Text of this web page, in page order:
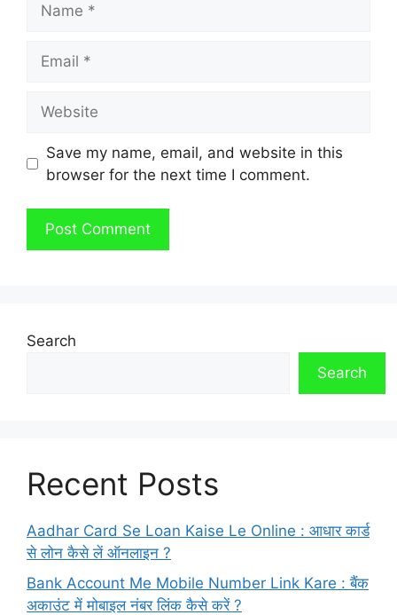
Save my name, email, and website in this
browser for the next time I comment.
Search
Search
Recent Posts
Aadhar Card Se Loan Kaise Le Online : आधार कार्ड
से लोन कैसे लें ऑनलाइन ?
Bank Account Me Mobile Number Link Kare : बैंक
अकाउंट में मोबाइल नंबर लिंक कैसे करें ?